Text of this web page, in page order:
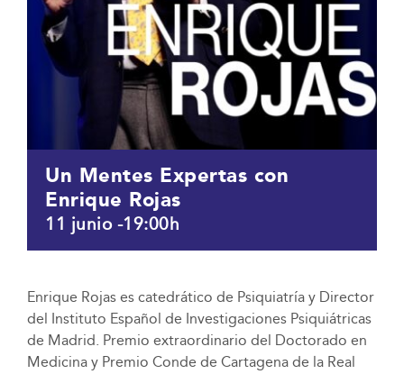
Un Mentes Expertas con
Enrique Rojas
11 junio -19:00h
Enrique Rojas es catedrático de Psiquiatría y Director
del Instituto Español de Investigaciones Psiquiátricas
de Madrid. Premio extraordinario del Doctorado en
Medicina y Premio Conde de Cartagena de la Real